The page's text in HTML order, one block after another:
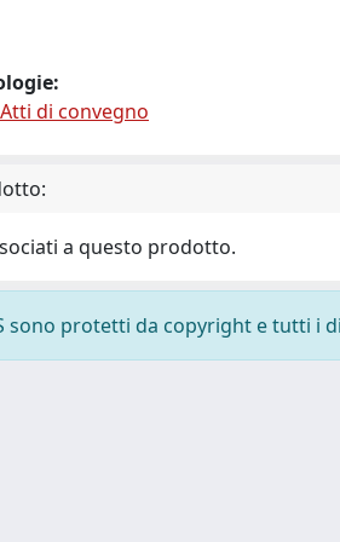
di convegno
a questo prodotto.
sono protetti da copyright e tutti i